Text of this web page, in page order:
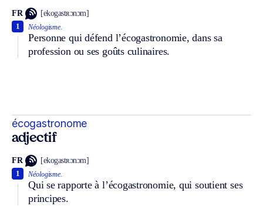
FR [ekogastʀɔnɔm]
Néologisme.
Personne qui défend l’écogastronomie, dans sa
profession ou ses goûts culinaires.
1
écogastronome
adjectif
FR [ekogastʀɔnɔm]
Néologisme.
Qui se rapporte à l’écogastronomie, qui soutient ses
principes.
1